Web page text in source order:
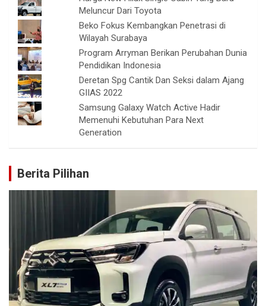
Meluncur Dari Toyota
Beko Fokus Kembangkan Penetrasi di
Wilayah Surabaya
Program Arryman Berikan Perubahan Dunia
Pendidikan Indonesia
Deretan Spg Cantik Dan Seksi dalam Ajang
GIIAS 2022
Samsung Galaxy Watch Active Hadir
Memenuhi Kebutuhan Para Next
Generation
Berita Pilihan